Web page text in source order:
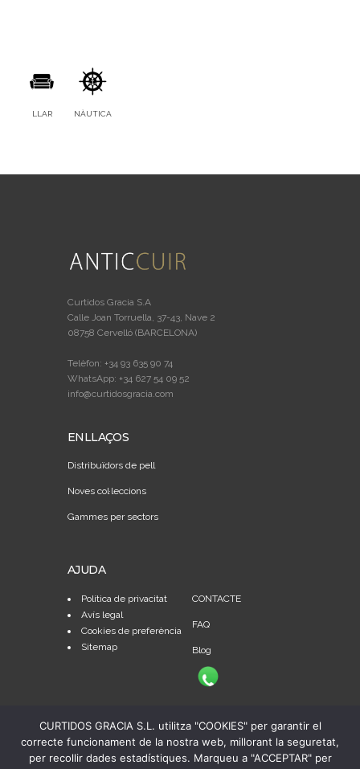
LLAR NÀUTICA
Curtidos Gracia S.A
Calle Joan Torruella, 37-43, Nave 2
08758 Cervelló (BARCELONA)
Telèfon: +34 93 635 90 74
WhatsApp: +34 627 54 09 52
info@curtidosgracia.com
ENLLAÇOS
Distribuïdors de pell
Noves col·leccions
Gammes per sectors
AJUDA
Política de privacitat
Avís legal
Cookies de preferència
Sitemap
CONTACTE
FAQ
Blog
CURTIDOS GRACIA S.L. utilitza "COOKIES" per garantir el
correcte funcionament de la nostra web, millorant la seguretat,
per recollir dades estadístiques. Marqueu a "ACCEPTAR" per